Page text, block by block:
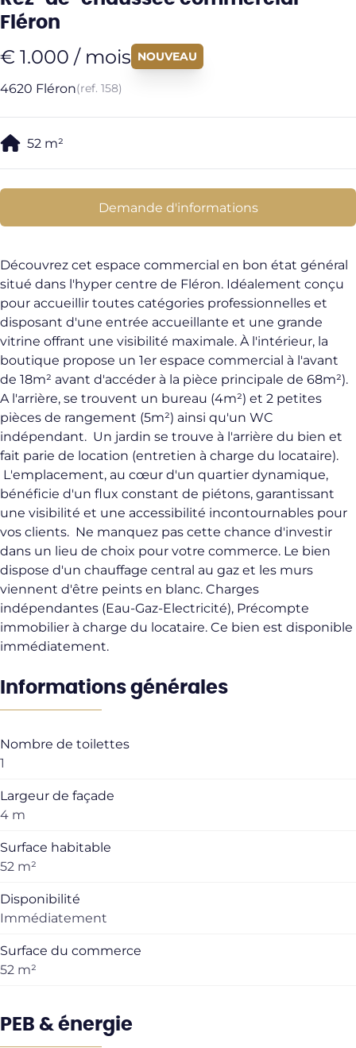
Fléron
€ 1.000 / mois NOUVEAU
4620 Fléron(ref. 158)
52 m²
Demande d'informations
Découvrez cet espace commercial en bon état général
situé dans l'hyper centre de Fléron. Idéalement conçu
pour accueillir toutes catégories professionnelles et
disposant d'une entrée accueillante et une grande
vitrine offrant une visibilité maximale. À l'intérieur, la
boutique propose un 1er espace commercial à l'avant
de 18m² avant d'accéder à la pièce principale de 68m²).
A l'arrière, se trouvent un bureau (4m²) et 2 petites
pièces de rangement (5m²) ainsi qu'un WC
indépendant. Un jardin se trouve à l'arrière du bien et
fait parie de location (entretien à charge du locataire).
L'emplacement, au cœur d'un quartier dynamique,
bénéficie d'un flux constant de piétons, garantissant
une visibilité et une accessibilité incontournables pour
vos clients. Ne manquez pas cette chance d'investir
dans un lieu de choix pour votre commerce. Le bien
dispose d'un chauffage central au gaz et les murs
viennent d'être peints en blanc. Charges
indépendantes (Eau-Gaz-Electricité), Précompte
immobilier à charge du locataire. Ce bien est disponible
immédiatement.
Informations générales
Nombre de toilettes
1
Largeur de façade
4 m
Surface habitable
52 m²
Disponibilité
Immédiatement
Surface du commerce
52 m²
PEB & énergie